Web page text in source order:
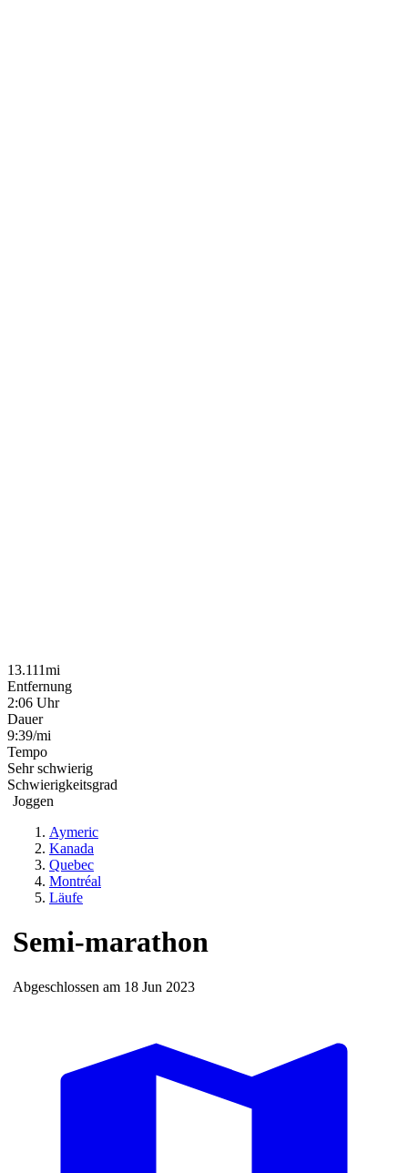
13.111mi
Entfernung
2:06 Uhr
Dauer
9:39/mi
Tempo
Sehr schwierig
Schwierigkeitsgrad
Joggen
Aymeric
Kanada
Quebec
Montréal
Läufe
Semi-marathon
Abgeschlossen am 18 Jun 2023